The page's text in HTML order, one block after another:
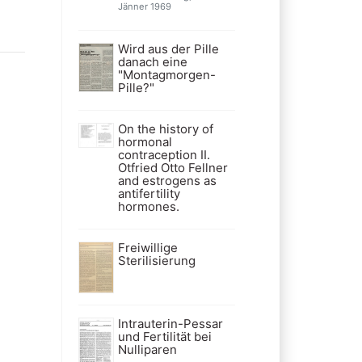
Jänner 1969
Wird aus der Pille
danach eine
"Montagmorgen-
Pille?"
On the history of
hormonal
contraception II.
Otfried Otto Fellner
and estrogens as
antifertility
hormones.
Freiwillige
Sterilisierung
Intrauterin-Pessar
und Fertilität bei
Nulliparen